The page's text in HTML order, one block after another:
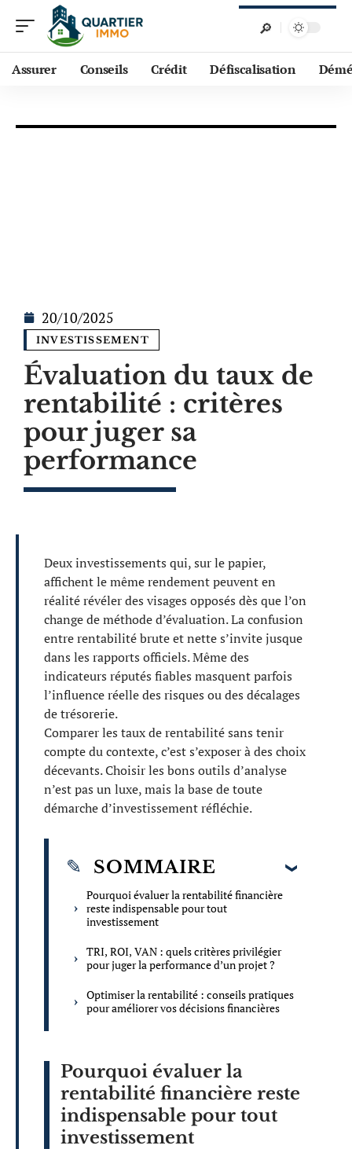
Assurer Conseils Crédit Défiscalisation
20/10/2025
INVESTISSEMENT
Évaluation du taux de
rentabilité : critères
pour juger sa
performance
Deux investissements qui, sur le papier,
affichent le même rendement peuvent en
réalité révéler des visages opposés dès que l’on
change de méthode d’évaluation. La confusion
entre rentabilité brute et nette s’invite jusque
dans les rapports officiels. Même des
indicateurs réputés fiables masquent parfois
l’influence réelle des risques ou des décalages
de trésorerie.
Comparer les taux de rentabilité sans tenir
compte du contexte, c’est s’exposer à des choix
décevants. Choisir les bons outils d’analyse
n’est pas un luxe, mais la base de toute
démarche d’investissement réfléchie.
SOMMAIRE
Pourquoi évaluer la rentabilité financière
reste indispensable pour tout
investissement
TRI, ROI, VAN : quels critères privilégier
pour juger la performance d’un projet ?
Optimiser la rentabilité : conseils pratiques
pour améliorer vos décisions financières
Pourquoi évaluer la
rentabilité financière reste
indispensable pour tout
investissement